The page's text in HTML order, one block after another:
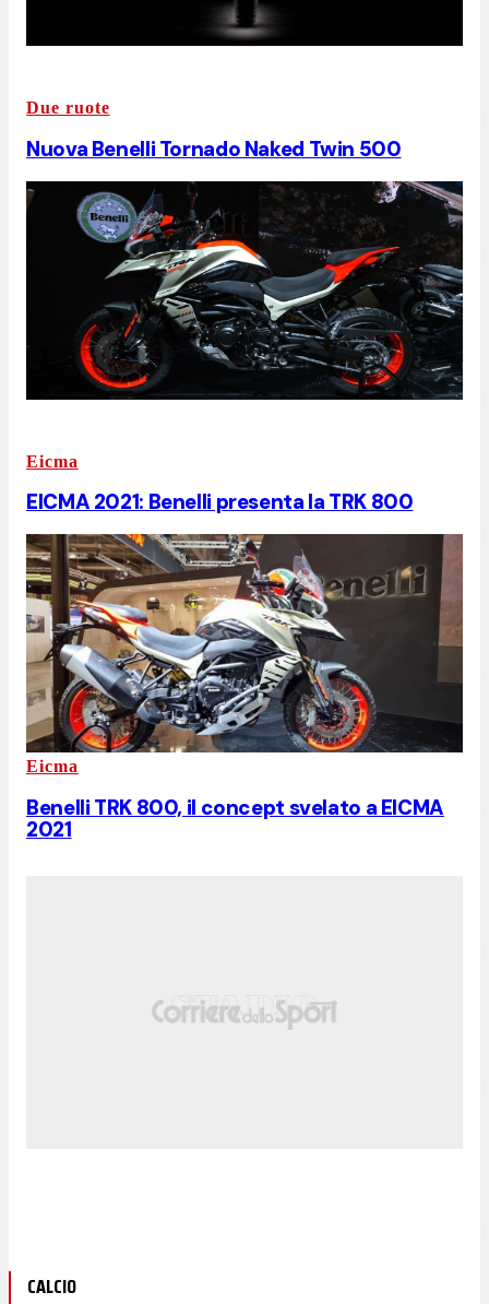
Due ruote
Nuova Benelli Tornado Naked Twin 500
Eicma
EICMA 2021: Benelli presenta la TRK 800
Eicma
Benelli TRK 800, il concept svelato a EICMA
2021
CALCIO